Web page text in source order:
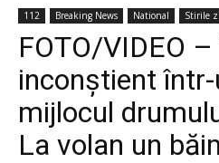
112 Breaking News National Stirile
FOTO/VIDEO
inconștient
mijlocul
La volan un